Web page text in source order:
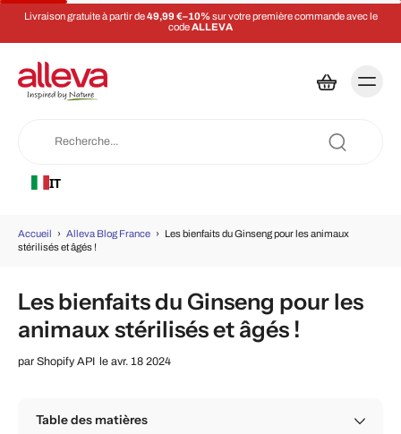
Livraison gratuite à partir de49,99 €–10% sur votre première commande avec le
codeALLEVA
IT
Accueil › Alleva Blog France › Les bienfaits du Ginseng pour les animaux
stérilisés et âgés !
Les bienfaits du Ginseng pour les
animaux stérilisés et âgés !
par Shopify API le avr. 18 2024
Table des matières